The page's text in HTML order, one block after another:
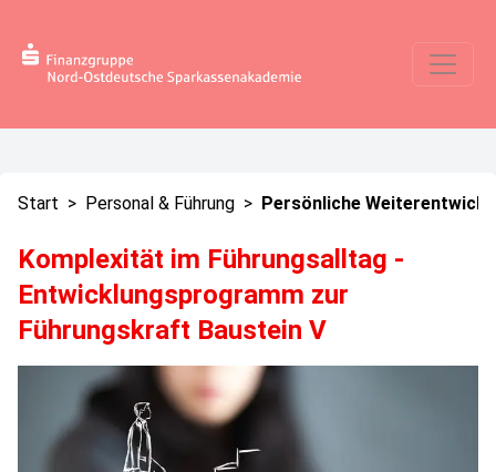
Start > Personal & Führung > Persönliche
Komplexität im Führungsalltag -
Entwicklungsprogramm zur
Führungskraft Baustein V